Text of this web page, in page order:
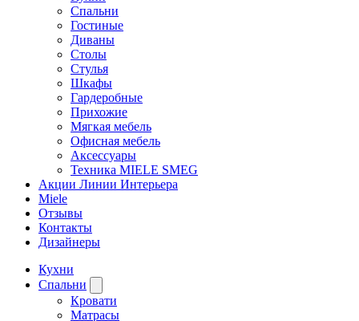
Спальни
Гостиные
Диваны
Столы
Стулья
Шкафы
Гардеробные
Прихожие
Мягкая мебель
Офисная мебель
Аксессуары
Техника MIELE SMEG
Акции Линии Интерьера
Miele
Отзывы
Контакты
Дизайнеры
Кухни
Спальни
Кровати
Матрасы